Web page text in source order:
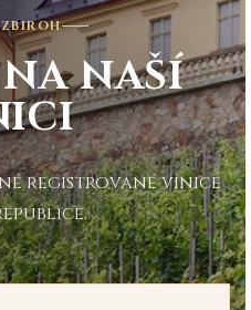
NAŠÍ
registrované vinice